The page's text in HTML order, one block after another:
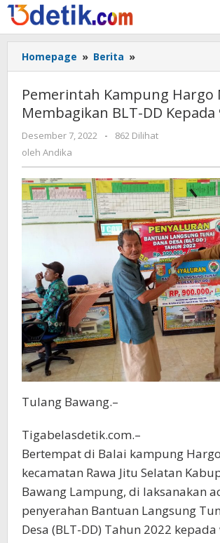
Lewati
ke
konten
Homepage » Berita »
Kampung
Mulyo
Membagikan
BLT-
KPM
Pemerintah Kampung Hargo
Membagikan BLT-DD Kepada
Desember 7, 2022
oleh
-
862 Dilihat
oleh Andika
Tulang Bawang.–
Tigabelasdetik.com.–
Bertempat di Balai kampung
kecamatan Rawa Jitu Selatan
Bawang Lampung, di laksanakan
penyerahan Bantuan Langsung
Desa (BLT-DD) Tahun 2022